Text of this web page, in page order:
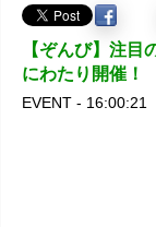
【ぞんび】注
にわたり開催！
EVENT - 16:00:21